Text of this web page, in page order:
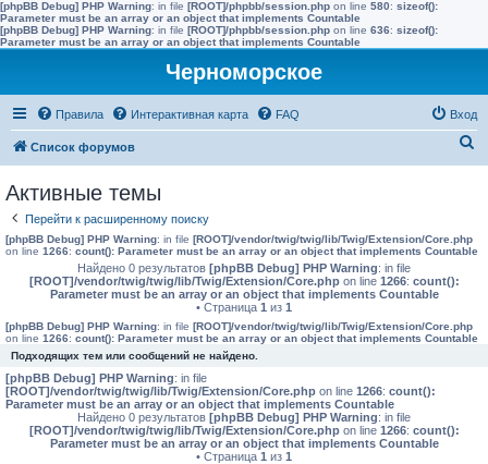
[phpBB Debug] PHP Warning: in file [ROOT]/phpbb/session.php on line 580: sizeof():
Parameter must be an array or an object that implements Countable
[phpBB Debug] PHP Warning: in file [ROOT]/phpbb/session.php on line 636: sizeof():
Parameter must be an array or an object that implements Countable
Черноморское
Правила Интерактивная карта FAQ Вход
Список форумов
к
Активные темы
Перейти к расширенному поиску
[phpBB Debug] PHP Warning: in file [ROOT]/vendor/twig/twig/lib/Twig/Extension/Core.php
on line 1266: count(): Parameter must be an array or an object that implements Countable
Найдено 0 результатов [phpBB Debug] PHP Warning: in file
[ROOT]/vendor/twig/twig/lib/Twig/Extension/Core.phpon line 1266: count():
Parameter must be an array or an object that implements Countable
• Страница 1 из 1
[phpBB Debug] PHP Warning: in file [ROOT]/vendor/twig/twig/lib/Twig/Extension/Core.php
on line 1266: count(): Parameter must be an array or an object that implements Countable
Подходящих тем или сообщений не найдено.
[phpBB Debug] PHP Warning: in file
[ROOT]/vendor/twig/twig/lib/Twig/Extension/Core.php on line 1266: count():
Parameter must be an array or an object that implements Countable
Найдено 0 результатов [phpBB Debug] PHP Warning: in file
[ROOT]/vendor/twig/twig/lib/Twig/Extension/Core.phpon line 1266: count():
Parameter must be an array or an object that implements Countable
• Страница 1 из 1